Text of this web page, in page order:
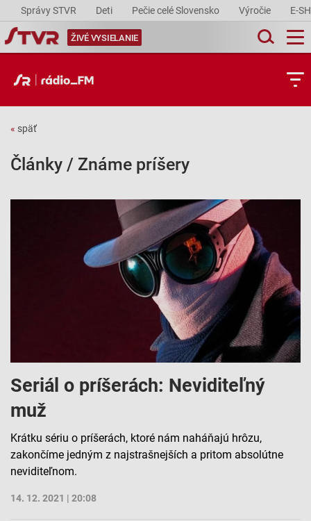
Správy STVR Deti Pečie celé Slovensko Výročie E-
ŽIVÉ VYSIELANIE
« späť
Články / Známe príšery
Seriál o príšerách: Neviditeľný
muž
Krátku sériu o príšerách, ktoré nám naháňajú hrôzu,
zakončíme jedným z najstrašnejších a pritom absolútne
neviditeľnom.
14. 12. 2021 | 20:08